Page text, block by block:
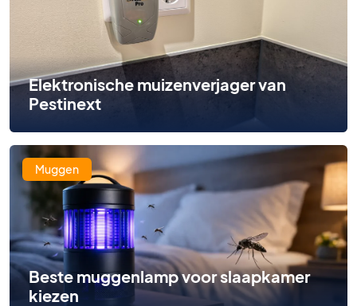
Elektronische muizenverjager van
Pestinext
Muggen
Beste muggenlamp voor slaapkamer
kiezen